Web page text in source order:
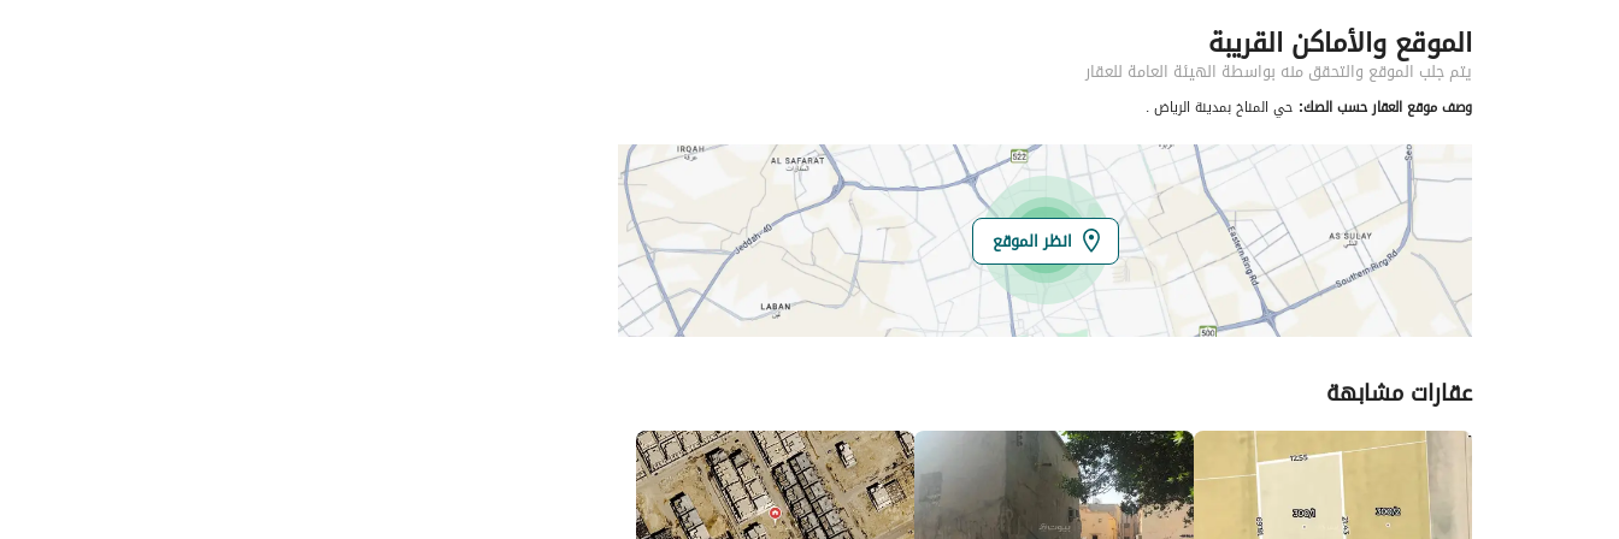
خدمات العقار
لا يوجد خدمات
تفاصيل اضافية
عمر العقار
عرض الشارع
5
رقم المخطط
2783 / أ
رقم صك الملكية
واجهة العقار
شرقية
حدود واطوال العقار
-
هل يوجد اي التزام
على العقار ؟
لا يوجد
مطابقة لكود البناء -
العقار مرهون
لا
العقار مقيد
لا
الموقع والأماكن القريبة
يتم جلب الموقع والتحقق منه بواسطة الهيئة العامة للعقار
وصف موقع العقار حسب الصك: حي المناخ بمدينة الرياض .
انظر الموقع
عقارات مشابهة